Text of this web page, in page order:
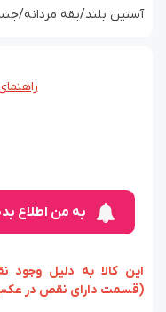
آستین بلند/یقه مردانه/جنس
به من اطلاع
‏‫این کالا به دلیل
(قسمت دارای نقص در